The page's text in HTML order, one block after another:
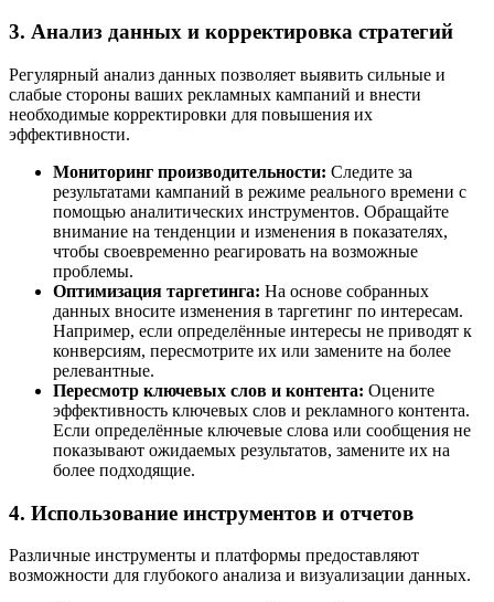
3. Анализ данных и корректировка стратегий
Регулярный анализ данных позволяет выявить сильные и
слабые стороны ваших рекламных кампаний и внести
необходимые корректировки для повышения их
эффективности.
Мониторинг производительности: Следите за
результатами кампаний в режиме реального времени с
помощью аналитических инструментов. Обращайте
внимание на тенденции и изменения в показателях,
чтобы своевременно реагировать на возможные
проблемы.
Оптимизация таргетинга: На основе собранных
данных вносите изменения в таргетинг по интересам.
Например, если определённые интересы не приводят к
конверсиям, пересмотрите их или замените на более
релевантные.
Пересмотр ключевых слов и контента: Оцените
эффективность ключевых слов и рекламного контента.
Если определённые ключевые слова или сообщения не
показывают ожидаемых результатов, замените их на
более подходящие.
4. Использование инструментов и отчетов
Различные инструменты и платформы предоставляют
возможности для глубокого анализа и визуализации данных.